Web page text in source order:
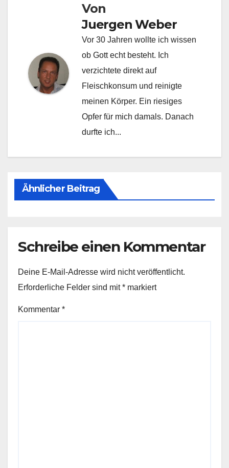
Von
Juergen Weber
Vor 30 Jahren wollte ich wissen
ob Gott echt besteht. Ich
verzichtete direkt auf
Fleischkonsum und reinigte
meinen Körper. Ein riesiges
Opfer für mich damals. Danach
durfte ich...
Ähnlicher Beitrag
Schreibe einen Kommentar
Deine E-Mail-Adresse wird nicht veröffentlicht.
Erforderliche Felder sind mit* markiert
Kommentar *